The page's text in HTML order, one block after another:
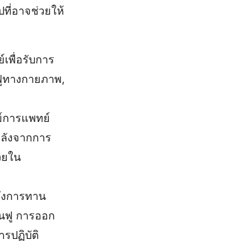
ที่อาจช่วยให้
พื่อรับการ
างกายภาพ,
ารแพทย์
งจากการ
ใน
การทาน
ฟู การออก
รปฏิบัติ